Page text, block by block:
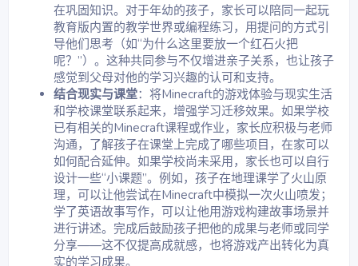
在巩固知识。对于年幼的孩子，家长可以陪同一起玩
教育版内置的教学世界或编程练习，用提问的方式引
导他们思考（如“为什么这里要放一个红石火把
呢？”）。这种共同参与不仅增进亲子关系，也让孩子
感觉到父母对他的学习兴趣的认可和支持。
结合现实与课堂：将Minecraft的游戏体验与现实生活
和学校课堂联系起来，增强学习迁移效果。如果学校
已有相关的Minecraft课程或作业，家长应积极与老师
沟通，了解孩子在课堂上完成了哪些项目，在家可以
如何配合延伸。如果学校尚未采用，家长也可以自行
设计一些“小课题”。例如，孩子在地理课学了火山原
理，可以让他尝试在Minecraft中模拟一次火山喷发；
学了英语故事写作，可以让他用游戏构建故事场景并
进行讲述。完成后鼓励孩子把他的成果与老师或同学
分享——这不仅提高成就感，也将游戏产出转化为真
实的学习成果。